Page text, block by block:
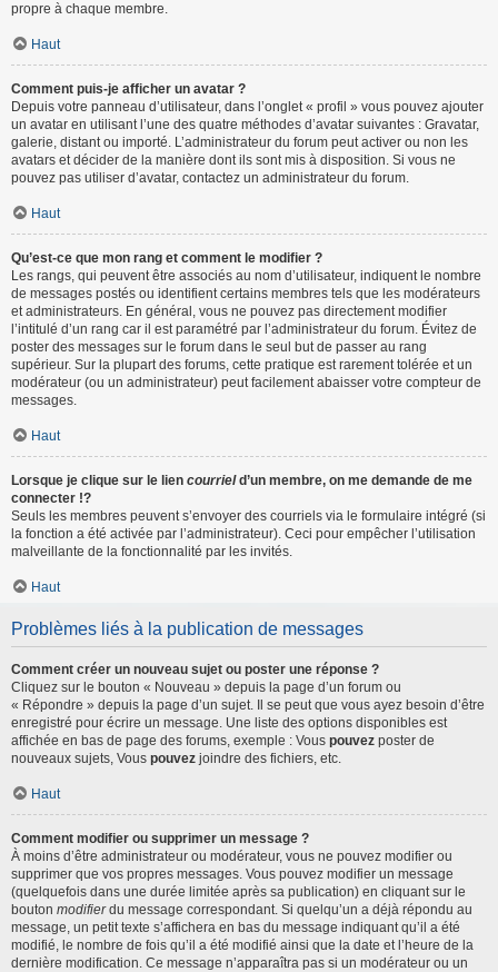
propre à chaque membre.
Haut
Comment puis-je afficher un avatar ?
Depuis votre panneau d’utilisateur, dans l’onglet « profil » vous pouvez ajouter
un avatar en utilisant l’une des quatre méthodes d’avatar suivantes : Gravatar,
galerie, distant ou importé. L’administrateur du forum peut activer ou non les
avatars et décider de la manière dont ils sont mis à disposition. Si vous ne
pouvez pas utiliser d’avatar, contactez un administrateur du forum.
Haut
Qu’est-ce que mon rang et comment le modifier ?
Les rangs, qui peuvent être associés au nom d’utilisateur, indiquent le nombre
de messages postés ou identifient certains membres tels que les modérateurs
et administrateurs. En général, vous ne pouvez pas directement modifier
l’intitulé d’un rang car il est paramétré par l’administrateur du forum. Évitez de
poster des messages sur le forum dans le seul but de passer au rang
supérieur. Sur la plupart des forums, cette pratique est rarement tolérée et un
modérateur (ou un administrateur) peut facilement abaisser votre compteur de
messages.
Haut
Lorsque je clique sur le lien courrield’un membre, on me demande de me
connecter !?
Seuls les membres peuvent s’envoyer des courriels via le formulaire intégré (si
la fonction a été activée par l’administrateur). Ceci pour empêcher l’utilisation
malveillante de la fonctionnalité par les invités.
Haut
Problèmes liés à la publication de messages
Comment créer un nouveau sujet ou poster une réponse ?
Cliquez sur le bouton « Nouveau » depuis la page d’un forum ou
« Répondre » depuis la page d’un sujet. Il se peut que vous ayez besoin d’être
enregistré pour écrire un message. Une liste des options disponibles est
affichée en bas de page des forums, exemple : Vous pouvez poster de
nouveaux sujets, Vous pouvez joindre des fichiers, etc.
Haut
Comment modifier ou supprimer un message ?
À moins d’être administrateur ou modérateur, vous ne pouvez modifier ou
supprimer que vos propres messages. Vous pouvez modifier un message
(quelquefois dans une durée limitée après sa publication) en cliquant sur le
bouton modifierdu message correspondant. Si quelqu’un a déjà répondu au
message, un petit texte s’affichera en bas du message indiquant qu’il a été
modifié, le nombre de fois qu’il a été modifié ainsi que la date et l’heure de la
dernière modification. Ce message n’apparaîtra pas si un modérateur ou un